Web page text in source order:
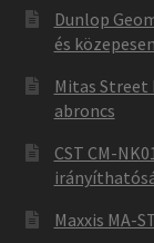
Dunlop
és
Mitas
abroncs
CST CM-
Maxxis MA-